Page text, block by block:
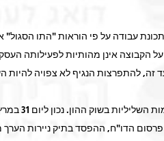
עבודה על פי הוראות "התו הסגול"
הקבוצה אינן מהותיות לפעילותה
זה, להתפרצות הנגיף לא צפויה